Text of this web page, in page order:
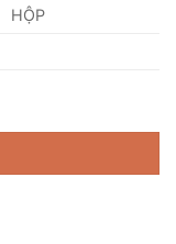
HỘP